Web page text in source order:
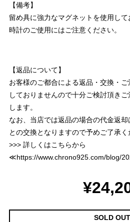
【備考】
留め具に強力なマグネットを使用し
時計のご使用にはご注意ください。
【返品について】
お客様のご都合による返品・交換・
しておりませんので十分ご検討頂き
します。
なお、当店では返品の場合の代金返
との交換となりますので予めご了承く
>>> 詳しくはこちらから
≪https://www.chrono925.com/blog/
SOLD OUT